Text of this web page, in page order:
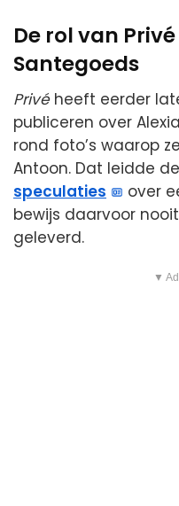
De rol van
Santegoeds
Privéheeft eerder
publiceren over
rond foto’s waarop
Antoon. Dat leidde
speculaties
over
bewijs daarvoor
geleverd.
▼